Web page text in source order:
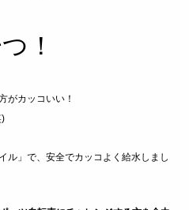
！
がカッコいい！
)
ル」で、安全でカッコよく給水しまし